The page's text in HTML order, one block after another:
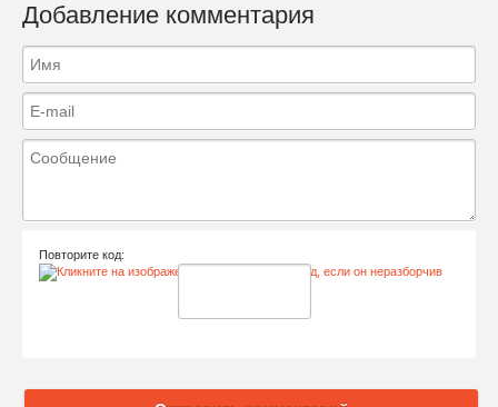
Добавление комментария
Повторите код: